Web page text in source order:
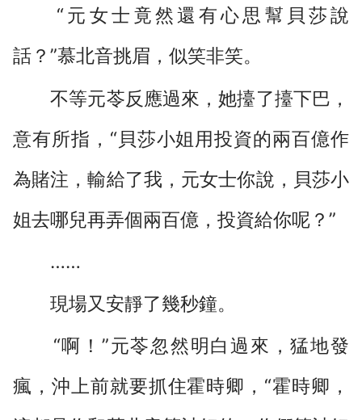
“元女士竟然還有心思幫貝莎說
話？”慕北音挑眉，似笑非笑。
不等元苓反應過來，她擡了擡下巴，
意有所指，“貝莎小姐用投資的兩百億作
為賭注，輸給了我，元女士你說，貝莎小
姐去哪兒再弄個兩百億，投資給你呢？”
……
現場又安靜了幾秒鐘。
“啊！”元苓忽然明白過來，猛地發
瘋，沖上前就要抓住霍時卿，“霍時卿，